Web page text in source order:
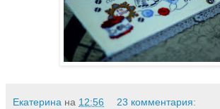
Екатерина на 12:56 23 комментария: